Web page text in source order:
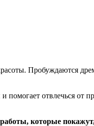
Пробуждаются
и помогает отвлечься
которые покажут,